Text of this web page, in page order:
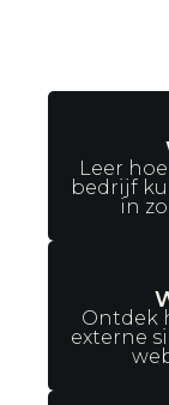
Leer
bedrijf
in
Ontdek
externe